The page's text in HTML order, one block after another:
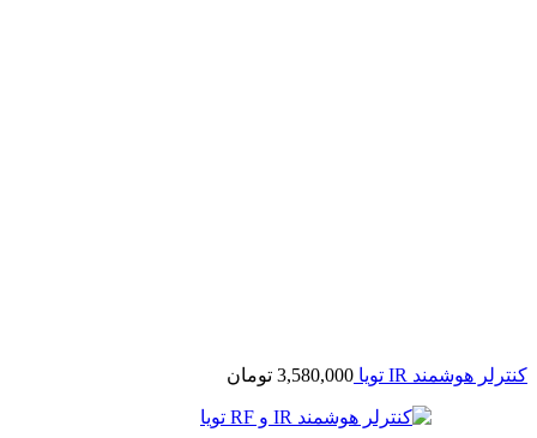
کنترلر هوشمند IR تویا 3,580,000 تومان